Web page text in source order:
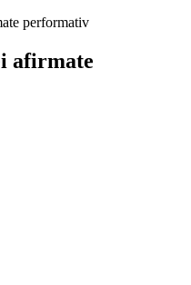
performativ
afirmate